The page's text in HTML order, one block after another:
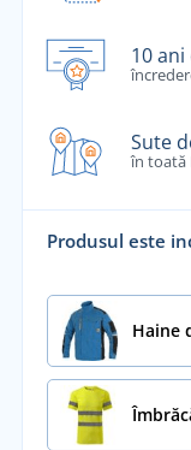
10
Sute
în toată
Produsul este
Haine